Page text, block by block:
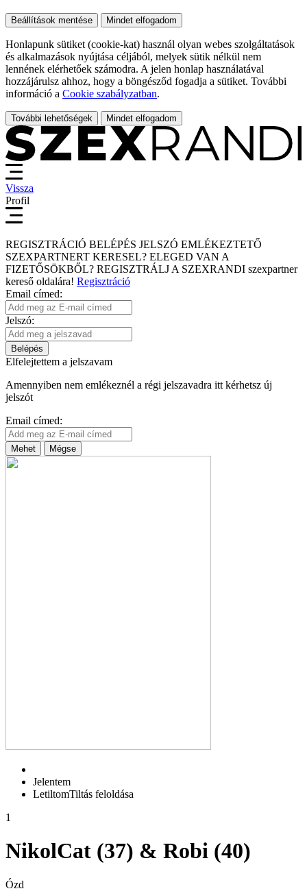
Beállítások mentése Mindet elfogadom
Honlapunk sütiket (cookie-kat) használ olyan webes szolgáltatások
és alkalmazások nyújtása céljából, melyek sütik nélkül nem
lennének elérhetőek számodra. A jelen honlap használatával
hozzájárulsz ahhoz, hogy a böngésződ fogadja a sütiket. További
információ a Cookie szabályzatban.
További lehetőségek Mindet elfogadom
Vissza
Profil
REGISZTRÁCIÓ BELÉPÉS JELSZÓ EMLÉKEZTETŐ
SZEXPARTNERT KERESEL? ELEGED VAN A
FIZETŐSÖKBŐL? REGISZTRÁLJ A SZEXRANDI szexpartner
kereső oldalára! Regisztráció
Email címed:
Jelszó:
Belépés
Elfelejtettem a jelszavam
Amennyiben nem emlékeznél a régi jelszavadra itt kérhetsz új
jelszót
Email címed:
Mehet Mégse
Jelentem
LetiltomTiltás feloldása
1
NikolCat (37) & Robi (40)
Ózd